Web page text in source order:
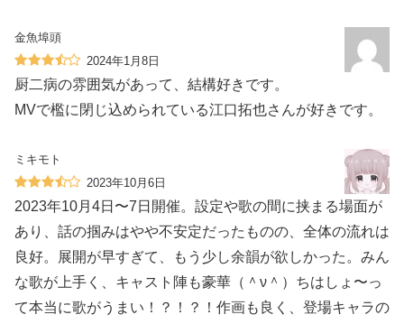
金魚埠頭
2024年1月8日
厨二病の雰囲気があって、結構好きです。
MVで檻に閉じ込められている江口拓也さんが好きです。
ミキモト
2023年10月6日
2023年10月4日〜7日開催。設定や歌の間に挟まる場面が
あり、話の掴みはやや不安定だったものの、全体の流れは
良好。展開が早すぎて、もう少し余韻が欲しかった。みん
な歌が上手く、キャスト陣も豪華（＾ν＾）ちはしょ〜っ
て本当に歌がうまい！？！？！作画も良く、登場キャラの